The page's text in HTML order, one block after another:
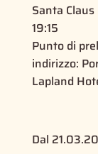
Santa
19:15
Punto di
indirizzo:
Lapland
Dal